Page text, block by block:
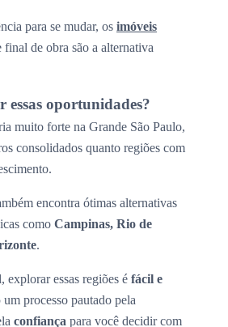
para se mudar, os imóveis
final de obra são a alternativa
essas oportunidades?
muito forte na Grande São Paulo,
consolidados quanto regiões com
encontra ótimas alternativas
como Campinas, Rio de
.
essas regiões é fácil e
um processo pautado pela
confiança para você decidir com